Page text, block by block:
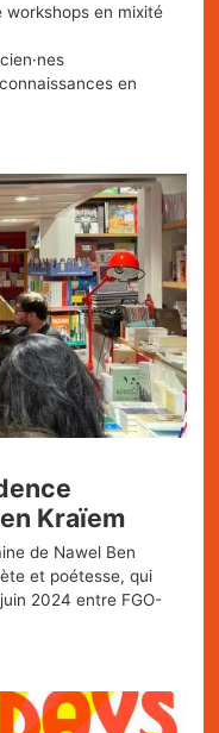
workshops en mixité
en
Kraïem
de Nawel Ben
et poétesse, qui
2024 entre FGO-